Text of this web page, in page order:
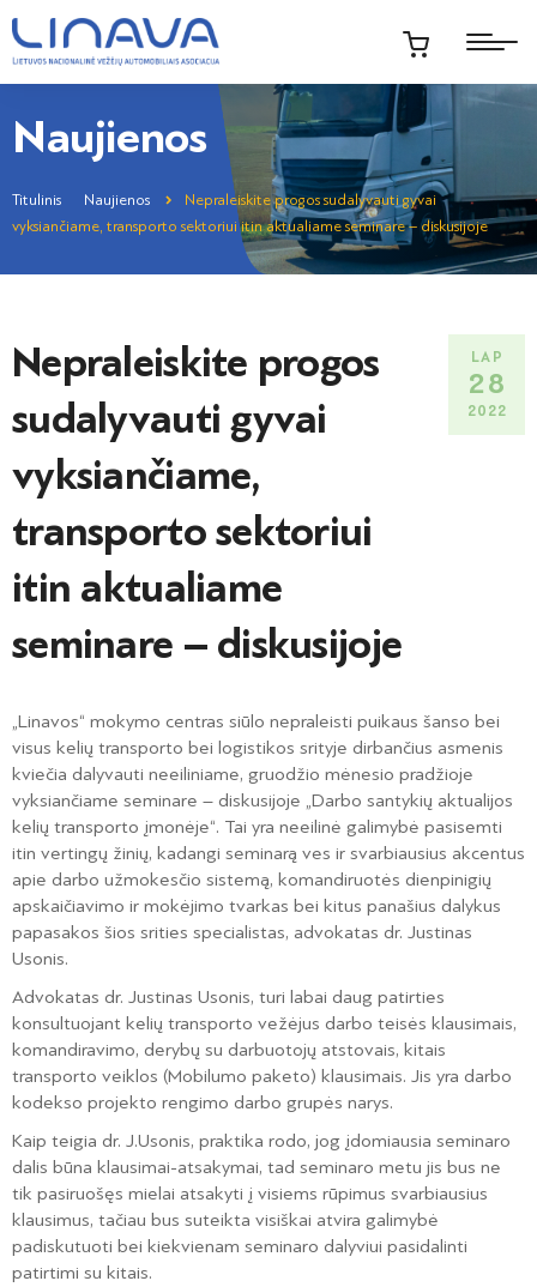
Naujienos
Titulinis Naujienos
Nepraleiskite progos sudalyvauti gyvai
vyksiančiame, transporto sektoriui itin aktualiame seminare – diskusijoje
Nepraleiskite progos
sudalyvauti gyvai
vyksiančiame,
transporto sektoriui
itin aktualiame
seminare – diskusijoje
LAP
28
2022
„Linavos“ mokymo centras siūlo nepraleisti puikaus šanso bei
visus kelių transporto bei logistikos srityje dirbančius asmenis
kviečia dalyvauti neeiliniame, gruodžio mėnesio pradžioje
vyksiančiame seminare – diskusijoje „Darbo santykių aktualijos
kelių transporto įmonėje“. Tai yra neeilinė galimybė pasisemti
itin vertingų žinių, kadangi seminarą ves ir svarbiausius akcentus
apie darbo užmokesčio sistemą, komandiruotės dienpinigių
apskaičiavimo ir mokėjimo tvarkas bei kitus panašius dalykus
papasakos šios srities specialistas, advokatas dr. Justinas
Usonis.
Advokatas dr. Justinas Usonis, turi labai daug patirties
konsultuojant kelių transporto vežėjus darbo teisės klausimais,
komandiravimo, derybų su darbuotojų atstovais, kitais
transporto veiklos (Mobilumo paketo) klausimais. Jis yra darbo
kodekso projekto rengimo darbo grupės narys.
Kaip teigia dr. J.Usonis, praktika rodo, jog įdomiausia seminaro
dalis būna klausimai-atsakymai, tad seminaro metu jis bus ne
tik pasiruošęs mielai atsakyti į visiems rūpimus svarbiausius
klausimus, tačiau bus suteikta visiškai atvira galimybė
padiskutuoti bei kiekvienam seminaro dalyviui pasidalinti
patirtimi su kitais.